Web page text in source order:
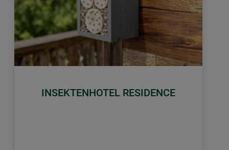
INSEKTENHOTEL RESIDENCE